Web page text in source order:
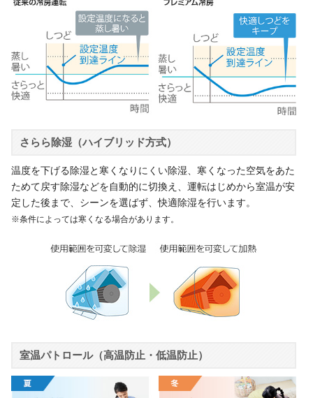
さらら除湿（ハイブリッド方式）
温度を下げる除湿と寒くなりにくい除湿、寒くなった空気をあた
ためて戻す除湿などを自動的に切換え、運転はじめから室温が安
定した後まで、シーンを選ばず、快適除湿を行います。
※条件によっては寒くなる場合があります。
室温パトロール（高温防止・低温防止）